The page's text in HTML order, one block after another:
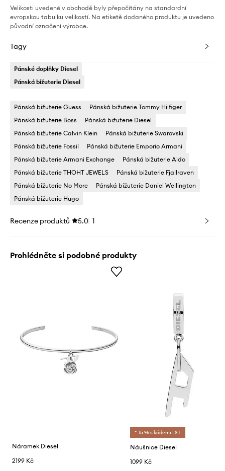
Velikosti uvedené v obchodě byly přepočítány na standardní
evropskou tabulku velikostí. Na etiketě dodaného produktu je uvedeno
původní označení výrobce.
Tagy
Pánské doplňky Diesel
Pánská bižuterie Diesel
Pánská bižuterie Guess
Pánská bižuterie Tommy Hilfiger
Pánská bižuterie Boss
Pánská bižuterie Diesel
Pánská bižuterie Calvin Klein
Pánská bižuterie Swarovski
Pánská bižuterie Fossil
Pánská bižuterie Emporio Armani
Pánská bižuterie Armani Exchange
Pánská bižuterie Aldo
Pánská bižuterie THOHT JEWELS
Pánská bižuterie Fjallraven
Pánská bižuterie No More
Pánská bižuterie Daniel Wellington
Pánská bižuterie Hugo
Recenze produktů 5.0 1
Prohlédněte si podobné produkty
Náramek Diesel
2199 Kč
*-15 % s kódem: LST
Náušnice Diesel
1099 Kč